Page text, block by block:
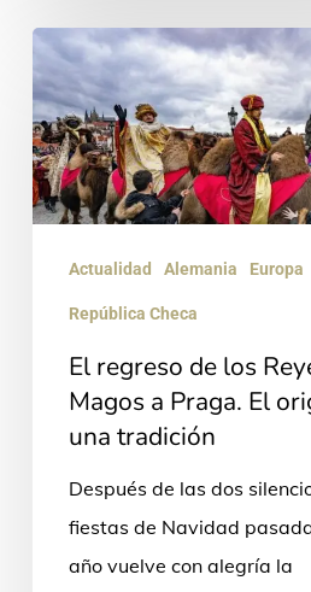
El
regreso
de
los
Reyes
Praga.
origen
Actualidad Alemania Europa
República Checa
El regreso de los
Magos a Praga. El
una tradición
Después de las dos
fiestas de Navidad
año vuelve con alegría la